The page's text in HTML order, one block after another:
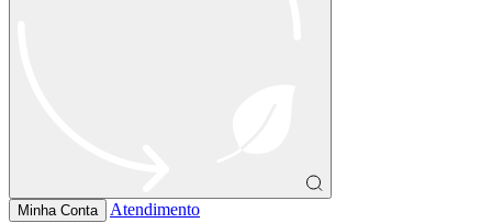
Minha Conta Atendimento